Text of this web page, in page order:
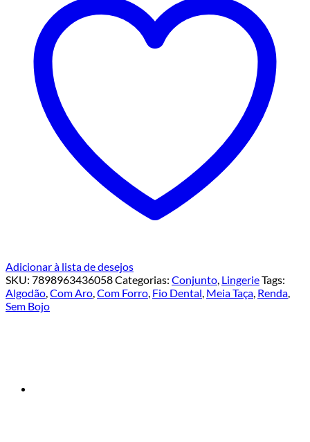
Adicionar à lista de desejos
SKU: 7898963436058Categorias: Conjunto, LingerieTags:
Algodão,Com Aro,Com Forro, Fio Dental, Meia Taça, Renda,
Sem Bojo